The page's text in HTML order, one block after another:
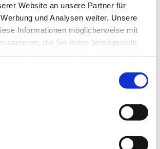
Website an unsere Partner für
und Analysen weiter. Unsere
Informationen möglicherweise mit
die Sie ihnen bereitgestellt